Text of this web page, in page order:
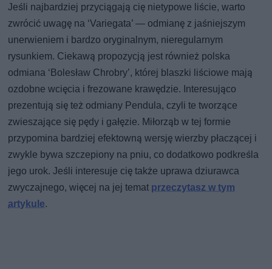
Jeśli najbardziej przyciągają cię nietypowe liście, warto
zwrócić uwagę na ‘Variegata’ — odmianę z jaśniejszym
unerwieniem i bardzo oryginalnym, nieregularnym
rysunkiem. Ciekawą propozycją jest również polska
odmiana ‘Bolesław Chrobry’, której blaszki liściowe mają
ozdobne wcięcia i frezowane krawędzie. Interesująco
prezentują się też odmiany Pendula, czyli te tworzące
zwieszające się pędy i gałęzie. Miłorząb w tej formie
przypomina bardziej efektowną wersję wierzby płaczącej i
zwykle bywa szczepiony na pniu, co dodatkowo podkreśla
jego urok. Jeśli interesuje cię także uprawa dziurawca
zwyczajnego, więcej na jej temat przeczytasz w tym
artykule.